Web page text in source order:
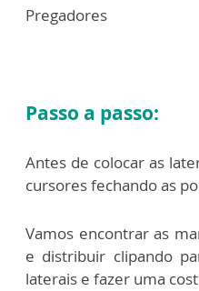
Pregadores
Passo a passo:
Antes de colocar as
cursores fechando as
Vamos encontrar as
e distribuir clipando
laterais e fazer uma